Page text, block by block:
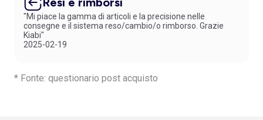
"Mi piace la gamma di articoli e la precisione nelle
consegne e il sistema reso/cambio/o rimborso. Grazie
Kiabi"
2025-02-19
* Fonte: questionario post acquisto